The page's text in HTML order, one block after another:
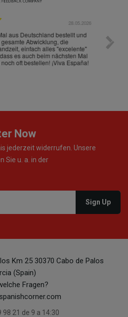
28.05.2026
aus Deutschland bestellt und
Abwicklung, die
einfach alles "excelente"
es auch beim nächsten Mal
oft bestellen! ¡Viva España!
Die
gut
ist
Now
jederzeit widerrufen. Unsere
Sie u. a. in der
Km 25 30370 Cabo de Palos
(Spain)
Fragen?
98 21 de 9 a 14:30